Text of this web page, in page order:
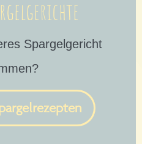
Spargelgericht